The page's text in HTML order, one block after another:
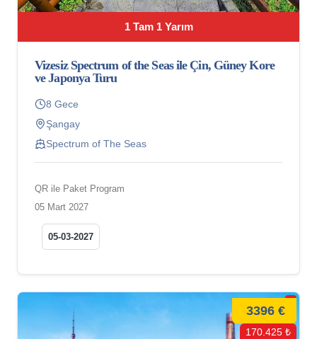
1 Tam 1 Yarım
Vizesiz Spectrum of the Seas ile Çin, Güney Kore
ve Japonya Turu
8 Gece
Şangay
Spectrum of The Seas
QR ile Paket Program
05 Mart 2027
05-03-2027
3396 €
170.425 ₺